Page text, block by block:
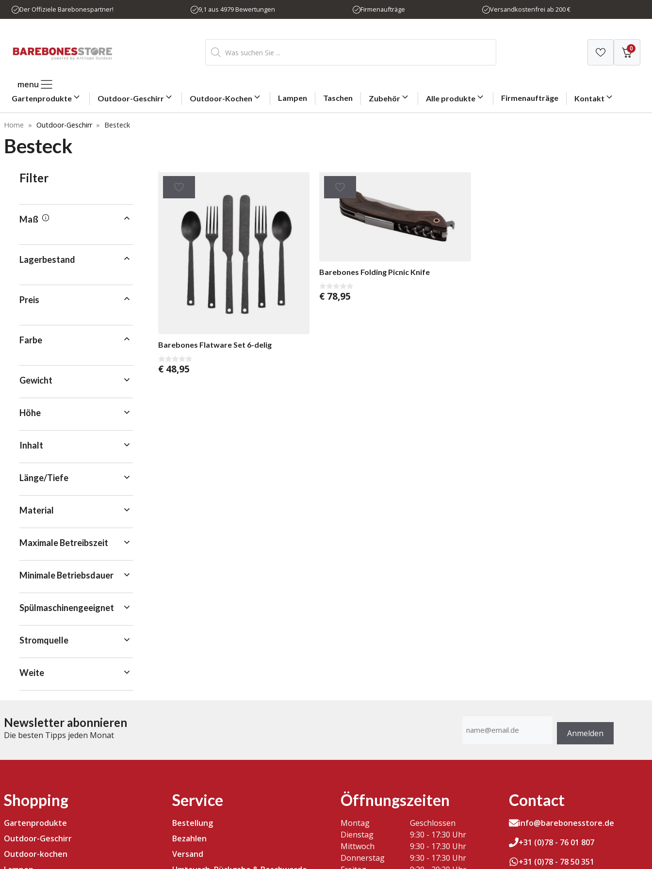
Zum
Inhalt
Der Offiziele Barebonespartner! 9,1 aus 4979 Bewertungen Firmenaufträge Versandkostenfrei ab 200 €
Products
search 0
menu
Gartenprodukte Outdoor-Geschirr Outdoor-Kochen Lampen Taschen Zubehör Alle produkte Firmenaufträge Kontakt
Home » Outdoor-Geschirr » Besteck
Besteck
Barebones Flatware Set 6-delig
0
€48,95
Barebones Folding Picnic Knife
0
v
€ 78,95
Filter
Maß
Lagerbestand
Preis
Farbe
Gewicht
Höhe
Inhalt
Länge/Tiefe
Material
Maximale Betreibszeit
Minimale Betriebsdauer
Spülmaschinengeeignet
Stromquelle
Weite
Newsletter abonnieren
Die besten Tipps jeden Monat
Mail-
Anmelden
Shopping
Gartenprodukte
Outdoor-Geschirr
Outdoor-kochen
Service
Bestellung
Bezahlen
Versand
Öffnungszeiten
Montag
Geschlossen
Dienstag
9:30 - 17:30 Uhr
Mittwoch
9:30 - 17:30 Uhr
Donnerstag
9:30 - 17:30 Uhr
Contact
info@barebonesstore.de
+31 (0)78 - 76 01 807
+31 (0)78 - 78 50 351